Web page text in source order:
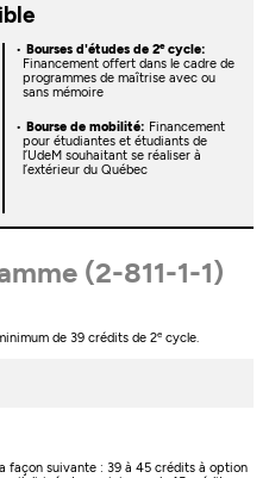
Bourses d'études de 2ecycle:
Financement offert dans le cadre de
programmes de maîtrise avec ou
sans mémoire
Bourse de mobilité: Financement
pour étudiantes et étudiants de
l’UdeM souhaitant se réaliser à
l’extérieur du Québec
(2-811-1-1)
de 39 crédits de 2e cycle.
façon suivante : 39 à 45 crédits à option